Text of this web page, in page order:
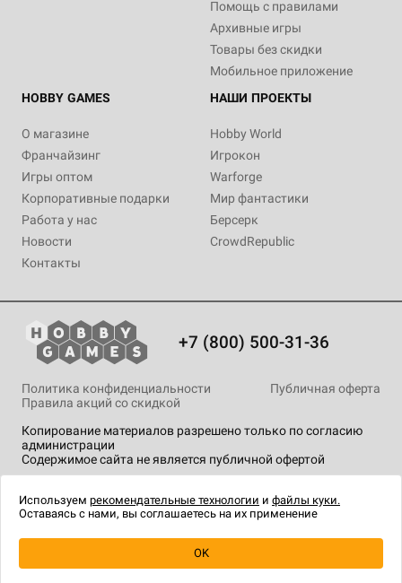
Помощь с правилами
Архивные игры
Товары без скидки
Мобильное приложение
HOBBY GAMES
О магазине
Франчайзинг
Игры оптом
Корпоративные подарки
Работа у нас
Новости
Контакты
НАШИ ПРОЕКТЫ
Hobby World
Игрокон
Warforge
Мир фантастики
Берсерк
CrowdRepublic
+7 (800) 500-31-36
Копирование материалов разрешено только по согласию
администрации
Содержимое сайта не является публичной офертой
Политика конфиденциальности
Публичная оферта
Правила акций со скидкой
технологии.
Используем рекомендательные технологии и файлы куки.
Оставаясь с нами, вы соглашаетесь на их применение
OK